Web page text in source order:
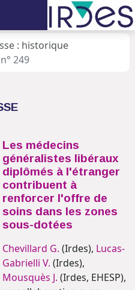
: historique
249
Les médecins
généralistes libéraux
diplômés à l'étranger
contribuent à
renforcer l'offre de
soins dans les zones
sous-dotées
Chevillard G. (Irdes), Lucas-
Gabrielli V. (Irdes),
Mousquès J. (Irdes, EHESP),